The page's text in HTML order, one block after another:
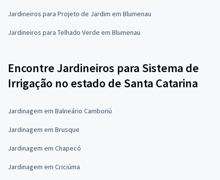
Jardineiros para Projeto de Jardim em Blumenau
Jardineiros para Telhado Verde em Blumenau
Encontre Jardineiros para Sistema de
Irrigação no estado de Santa Catarina
Jardinagem em Balneário Camboriú
Jardinagem em Brusque
Jardinagem em Chapecó
Jardinagem em Criciúma